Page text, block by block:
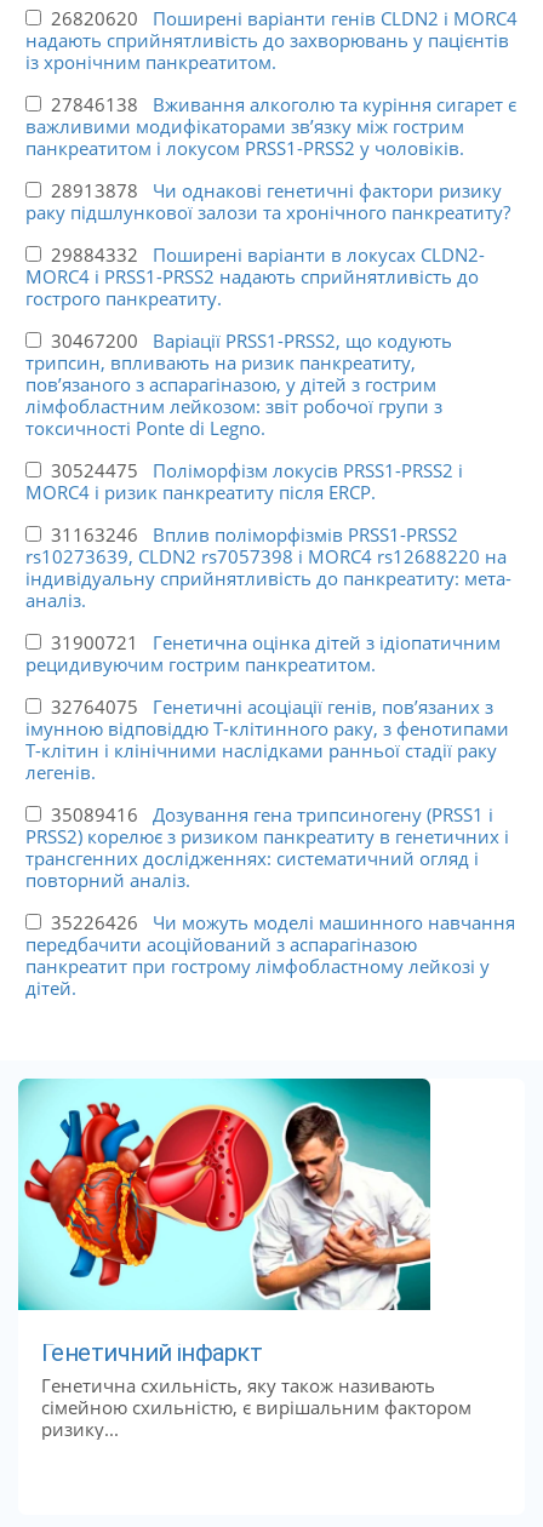
26820620 Поширені варіанти генів CLDN2 і MORC4
надають сприйнятливість до захворювань у пацієнтів
із хронічним панкреатитом.
27846138 Вживання алкоголю та куріння сигарет є
важливими модифікаторами зв’язку між гострим
панкреатитом і локусом PRSS1-PRSS2 у чоловіків.
28913878 Чи однакові генетичні фактори ризику
раку підшлункової залози та хронічного панкреатиту?
29884332 Поширені варіанти в локусах CLDN2-
MORC4 і PRSS1-PRSS2 надають сприйнятливість до
гострого панкреатиту.
30467200 Варіації PRSS1-PRSS2, що кодують
трипсин, впливають на ризик панкреатиту,
пов’язаного з аспарагіназою, у дітей з гострим
лімфобластним лейкозом: звіт робочої групи з
токсичності Ponte di Legno.
30524475 Поліморфізм локусів PRSS1-PRSS2 і
MORC4 і ризик панкреатиту після ERCP.
31163246 Вплив поліморфізмів PRSS1-PRSS2
rs10273639, CLDN2 rs7057398 і MORC4 rs12688220 на
індивідуальну сприйнятливість до панкреатиту: мета-
аналіз.
31900721 Генетична оцінка дітей з ідіопатичним
рецидивуючим гострим панкреатитом.
32764075 Генетичні асоціації генів, пов’язаних з
імунною відповіддю Т-клітинного раку, з фенотипами
Т-клітин і клінічними наслідками ранньої стадії раку
легенів.
35089416 Дозування гена трипсиногену (PRSS1 і
PRSS2) корелює з ризиком панкреатиту в генетичних і
трансгенних дослідженнях: систематичний огляд і
повторний аналіз.
35226426 Чи можуть моделі машинного навчання
передбачити асоційований з аспарагіназою
панкреатит при гострому лімфобластному лейкозі у
дітей.
Генетичний інфаркт
Генетична схильність, яку також називають
сімейною схильністю, є вирішальним фактором
ризику...